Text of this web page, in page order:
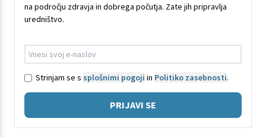
na področju zdravja in dobrega počutja. Zate jih pripravlja
uredništvo.
Strinjam se s splošnimi pogoji in Politiko zasebnosti.
PRIJAVI SE